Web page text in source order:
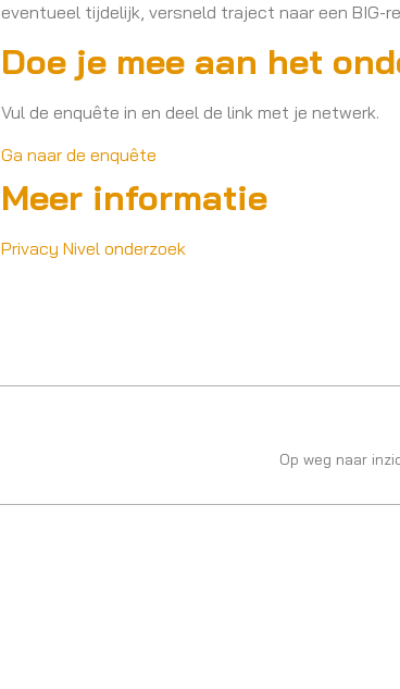
eventueel tijdelijk, versneld traject naar een BIG-
Doe je mee aan het
Vul de enquête in en deel de link met je netwerk.
Ga naar de enquête
Meer informatie
Privacy Nivel onderzoek
Op weg naar